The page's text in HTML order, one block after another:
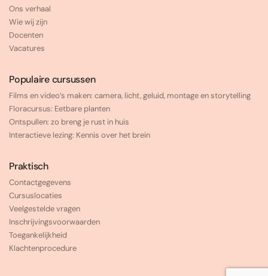
Ons verhaal
Wie wij zijn
Docenten
Vacatures
Populaire cursussen
Films en video’s maken: camera, licht, geluid, montage en storytelling
Floracursus: Eetbare planten
Ontspullen: zo breng je rust in huis
Interactieve lezing: Kennis over het brein
Praktisch
Contactgegevens
Cursuslocaties
Veelgestelde vragen
Inschrijvingsvoorwaarden
Toegankelijkheid
Klachtenprocedure